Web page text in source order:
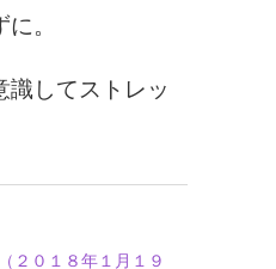
。
識してストレッ
２０１８年１月１９